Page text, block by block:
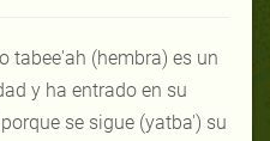
tabee'ah (hembra) es un
y ha entrado en su
se sigue (yatba') su